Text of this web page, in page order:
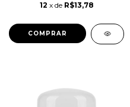
12 x de R$13,78